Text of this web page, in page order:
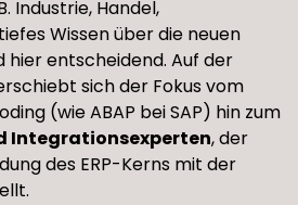
Industrie, Handel,
Wissen über die neuen
hier entscheidend. Auf der
sich der Fokus vom
(wie ABAP bei SAP) hin zum
Integrationsexperten, der
des ERP-Kerns mit der